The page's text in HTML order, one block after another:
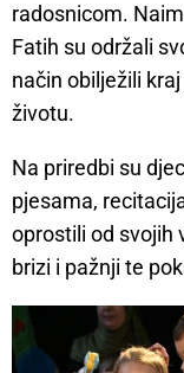
radosnicom.
Fatih su održali
način obilježili
životu.
Na priredbi su
pjesama,
oprostili od svojih
brizi i pažnji te